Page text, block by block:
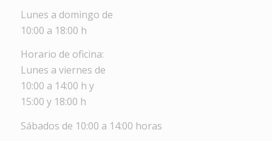
Lunes a domingo de
10:00 a 18:00 h
Horario de oficina:
Lunes a viernes de
10:00 a 14:00 h y
15:00 y 18:00 h
Sábados de 10:00 a 14:00 horas